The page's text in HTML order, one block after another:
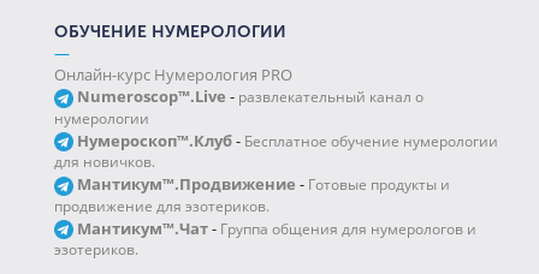
ОБУЧЕНИЕ НУМЕРОЛОГИИ
—
Онлайн-курс Нумерология PRO
Numeroscop™.Live - развлекательный канал о
нумерологии
Нумероскоп™.Клуб- Бесплатное обучение нумерологии
для новичков.
Мантикум™.Продвижение - Готовые продукты и
продвижение для эзотериков.
Мантикум™.Чат- Группа общения для нумерологов и
эзотериков.